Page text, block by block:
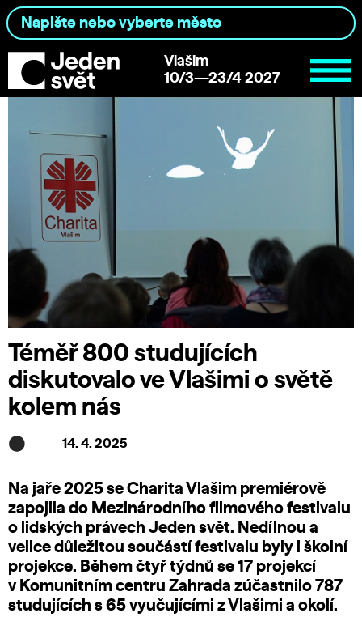
Vlašim
10/3—23/4 2027
Téměř 800 studujících
diskutovalo ve Vlašimi o světě
kolem nás
14. 4. 2025
Na jaře 2025 se Charita Vlašim premiérově
zapojila do Mezinárodního filmového festivalu
o lidských právech Jeden svět. Nedílnou a
velice důležitou součástí festivalu byly i školní
projekce. Během čtyř týdnů se 17 projekcí
v Komunitním centru Zahrada zúčastnilo 787
studujících s 65 vyučujícími z Vlašimi a okolí.